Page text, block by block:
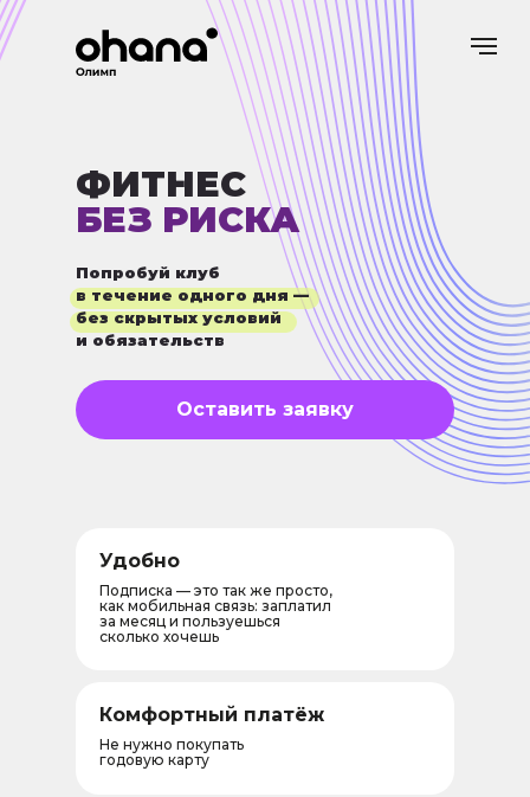
ФИТНЕС
БЕЗ РИСКА
Попробуй клуб
в течение одного дня —
без скрытых условий
и обязательств
Оставить заявку
Подписка — это так же просто,
как мобильная связь: заплатил
за месяц и пользуешься
сколько хочешь
Удобно
Не нужно покупать
годовую карту
Комфортный платёж